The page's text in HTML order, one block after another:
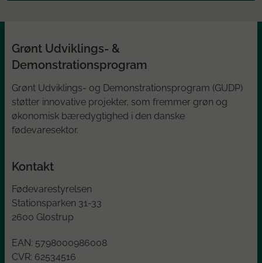
Grønt Udviklings- &
Demonstrationsprogram
Grønt Udviklings- og Demonstrationsprogram (GUDP)
støtter innovative projekter, som fremmer grøn og
økonomisk bæredygtighed i den danske
fødevaresektor.
Kontakt
Fødevarestyrelsen
Stationsparken 31-33
2600 Glostrup
EAN: 5798000986008
CVR: 62534516